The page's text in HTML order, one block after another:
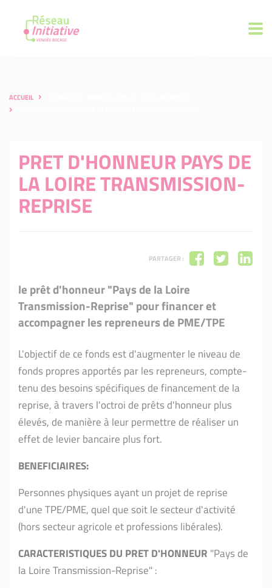
ACCUEIL
PRET D'HONNEUR PAYS DE
LA LOIRE TRANSMISSION-
REPRISE
PARTAGER :
le prêt d'honneur "Pays de la Loire
Transmission-Reprise" pour financer et
accompagner les repreneurs de PME/TPE
L'objectif de ce fonds est d'augmenter le niveau de
fonds propres apportés par les repreneurs, compte-
tenu des besoins spécifiques de financement de la
reprise, à travers l'octroi de prêts d'honneur plus
élevés, de manière à leur permettre de réaliser un
effet de levier bancaire plus fort.
BENEFICIAIRES:
Personnes physiques ayant un projet de reprise
d'une TPE/PME, quel que soit le secteur d'activité
(hors secteur agricole et professions libérales).
CARACTERISTIQUES DU PRET D'HONNEUR "Pays de
la Loire Transmission-Reprise" :